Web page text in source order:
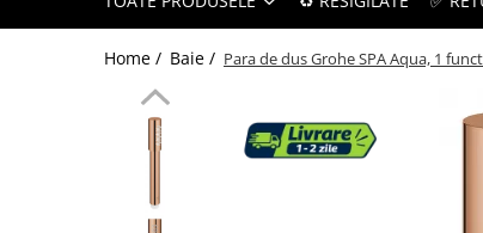
Baterii sanitare
Baterii chiuveta baie
Baterii cada si dus
Baterii bideu si dus igienic
Home / Baie / Para de dus Grohe SPA Aqua, 1